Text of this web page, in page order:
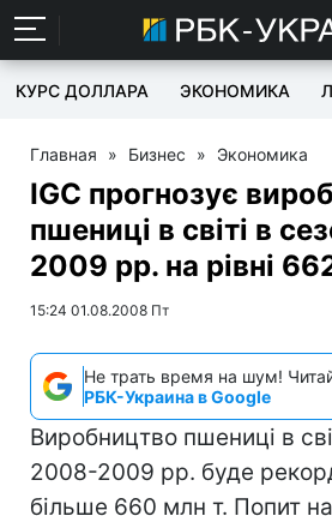
КУРС ДОЛЛАРА ЭКОНОМИКА
Главная » Бизнес » Экономика
IGC прогнозує
пшениці в світі в
2009 рр. на рівні
15:24 01.08.2008 Пт
Не трать время на шум!
РБК-Украина в Google
Виробництво пшениці в
2008-2009 рр. буде
більше 660 млн т. Попит